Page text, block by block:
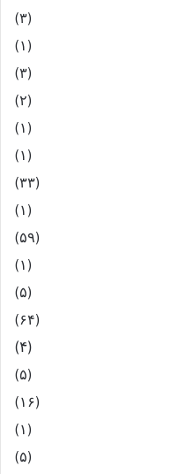
(۳)
(۱)
(۳)
(۲)
(۱)
(۱)
(۳۳)
(۱)
(۵۹)
(۱)
(۵)
(۶۴)
(۴)
(۵)
(۱۶)
(۱)
(۵)